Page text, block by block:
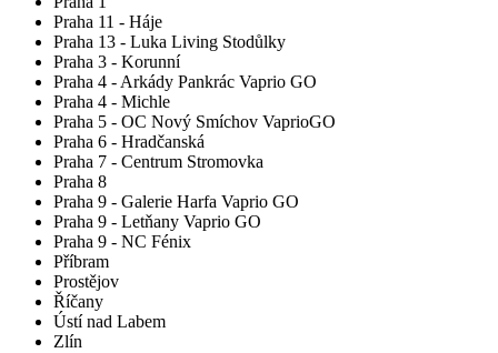
Praha 11 - Háje
Praha 13 - Luka Living Stodůlky
Praha 3 - Korunní
Praha 4 - Arkády Pankrác Vaprio GO
Praha 4 - Michle
Praha 5 - OC Nový Smíchov VaprioGO
Praha 6 - Hradčanská
Praha 7 - Centrum Stromovka
Praha 8
Praha 9 - Galerie Harfa Vaprio GO
Praha 9 - Letňany Vaprio GO
Praha 9 - NC Fénix
Příbram
Prostějov
Říčany
Ústí nad Labem
Zlín